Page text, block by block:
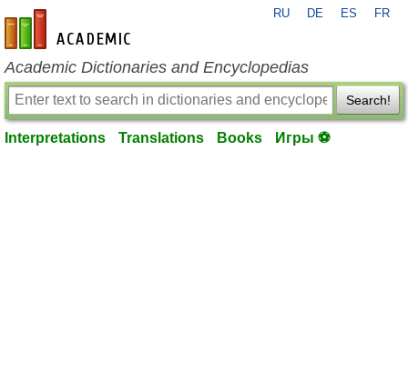
en-academic.com
RU DE ES FR
Academic Dictionaries and Encyclopedias
Search!
Interpretations Translations Books Игры ⚽